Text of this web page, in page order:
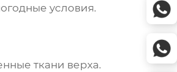
условия.
ткани верха.